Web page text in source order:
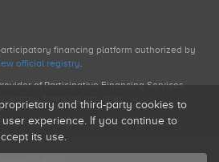
financing platform authorized by
official registry.
of Participative Financing Services
financing activities.
and third-party cookies to
experience. If you continue to
its use.